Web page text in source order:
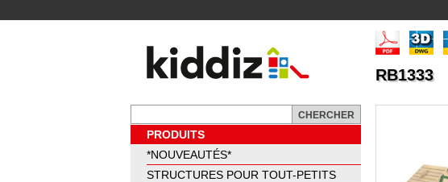
PRODUITS
*NOUVEAUTÉS*
STRUCTURES POUR TOUT-PETITS
RB1333